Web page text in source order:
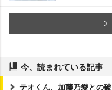
今、読まれている記事
テオくん、加藤乃愛との